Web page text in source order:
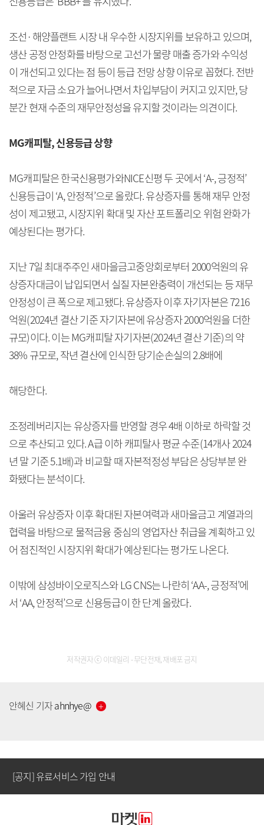
조선·해양플랜트 시장 내 우수한 시장지위를 보유하고 있으며,
생산 공정 안정화를 바탕으로 고선가 물량 매출 증가와 수익성
이 개선되고 있다는 점 등이 등급 전망 상향 이유로 꼽혔다. 전반
적으로 자금 소요가 늘어나면서 차입부담이 커지고 있지만, 당
분간 현재 수준의 재무안정성을 유지할 것이라는 의견이다.
MG캐피탈, 신용등급 상향
MG캐피탈은 한국신용평가와NICE신평 두 곳에서 ‘A-, 긍정적’
신용등급이 ‘A, 안정적’으로 올랐다. 유상증자를 통해 재무 안정
성이 제고됐고, 시장지위 확대 및 자산 포트폴리오 위험 완화가
예상된다는 평가다.
지난 7일 최대주주인 새마을금고중앙회로부터 2000억원의 유
상증자대금이 납입되면서 실질 자본완충력이 개선되는 등 재무
안정성이 큰 폭으로 제고됐다. 유상증자 이후 자기자본은 7216
억원(2024년 결산 기준 자기자본에 유상증자 2000억원을 더한
규모)이다. 이는 MG캐피탈 자기자본(2024년 결산 기준)의 약
38% 규모로, 작년 결산에 인식한 당기순손실의 2.8배에
해당한다.
조정레버리지는 유상증자를 반영할 경우 4배 이하로 하락할 것
으로 추산되고 있다. A급 이하 캐피탈사 평균 수준(14개사 2024
년 말 기준 5.1배)과 비교할 때 자본적정성 부담은 상당부분 완
화됐다는 분석이다.
아울러 유상증자 이후 확대된 자본여력과 새마을금고 계열과의
협력을 바탕으로 물적금융 중심의 영업자산 취급을 계획하고 있
어 점진적인 시장지위 확대가 예상된다는 평가도 나온다.
이밖에 삼성바이오로직스와 LG CNS는 나란히 ‘AA-, 긍정적’에
서 ‘AA, 안정적’으로 신용등급이 한 단계 올랐다.
저작권자 ⓒ 이데일리 - 무단전재, 재배포 금지
안혜신 기자ahnhye@
[공지] 유료서비스 가입 안내
[공지] 유료서비스 가입 안내
[공지] 새로워진 마켓인, 성공투자 창을 열다